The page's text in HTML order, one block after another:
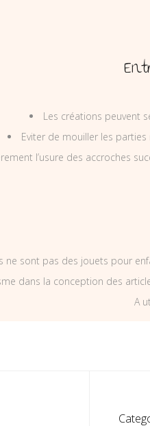
Les créations peuvent
Eviter de mouiller les
l’usure des accroches
ne sont pas des jouets pour
dans la conception des
A